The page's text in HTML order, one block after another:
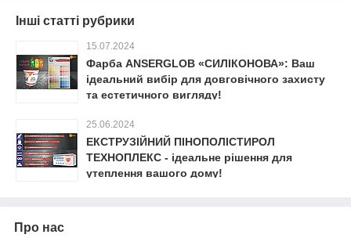
Інші статті рубрики
15.07.2024
Фарба ANSERGLOB «СИЛІКОНОВА»: Ваш
ідеальний вибір для довговічного захисту
та естетичного вигляду!
25.06.2024
ЕКСТРУЗІЙНИЙ ПІНОПОЛІСТИРОЛ
ТЕХНОПЛЕКС - ідеальне рішення для
утеплення вашого дому!
Про нас